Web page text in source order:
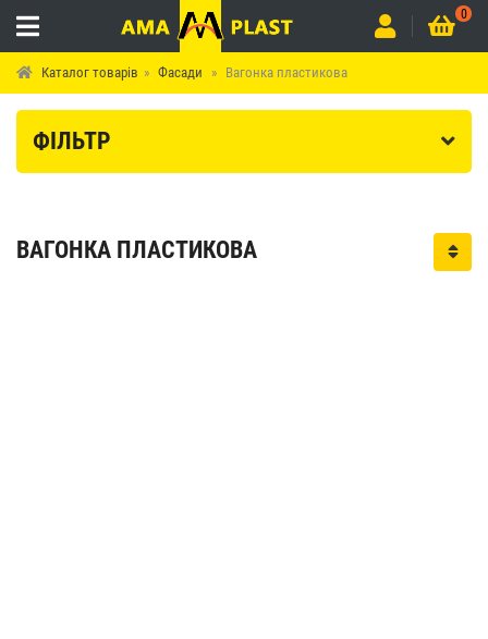
0
Каталог товарів Фасади Вагонка пластикова
ФІЛЬТР
ВАГОНКА ПЛАСТИКОВА